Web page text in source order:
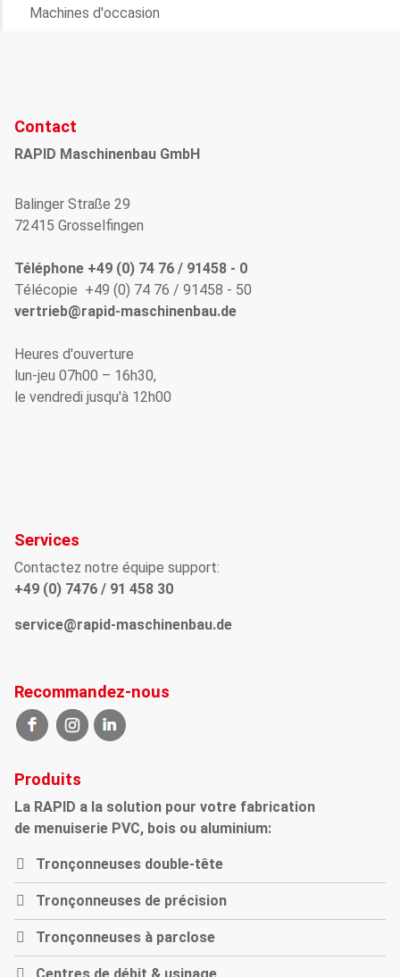
Machines d'occasion
Contact
RAPID Maschinenbau GmbH
Balinger Straße 29
72415 Grosselfingen
Téléphone +49 (0) 74 76 / 91458 - 0
Télécopie +49 (0) 74 76 / 91458 - 50
vertrieb@rapid-maschinenbau.de
Heures d'ouverture
lun-jeu 07h00 – 16h30,
le vendredi jusqu'à 12h00
Services
Contactez notre équipe support:
+49 (0) 7476 / 91 458 30
service@rapid-maschinenbau.de
Recommandez-nous
Produits
La RAPID a la solution pour votre fabrication
de menuiserie PVC, bois ou aluminium:
Tronçonneuses double-tête
Tronçonneuses de précision
Tronçonneuses à parclose